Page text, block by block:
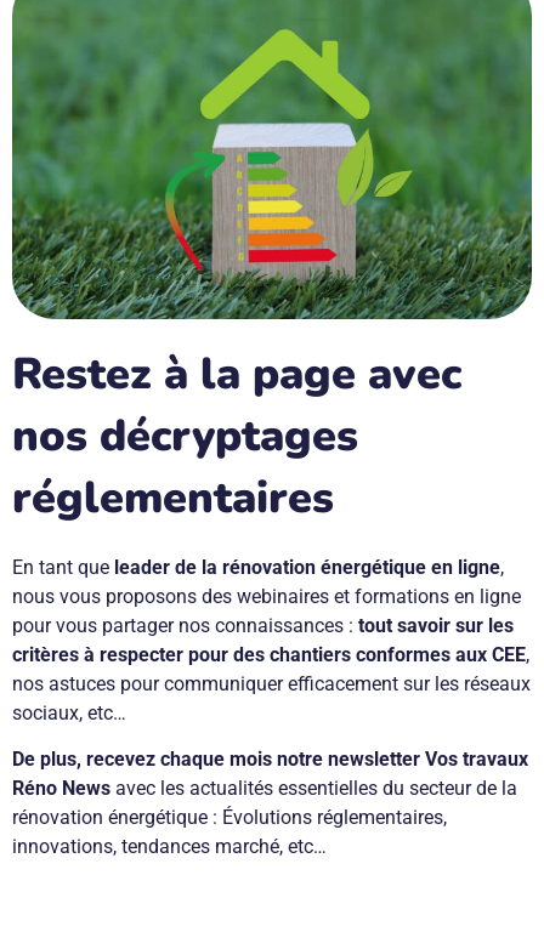
Restez à la page avec
nos décryptages
réglementaires
En tant que leader de la rénovation énergétique en ligne,
nous vous proposons des webinaires et formations en ligne
pour vous partager nos connaissances : tout savoir sur les
critères à respecter pour des chantiers conformes aux CEE,
nos astuces pour communiquer efficacement sur les réseaux
sociaux, etc…
De plus, recevez chaque mois notre newsletter Vos travaux
Réno News avec les actualités essentielles du secteur de la
rénovation énergétique : Évolutions réglementaires,
innovations, tendances marché, etc…